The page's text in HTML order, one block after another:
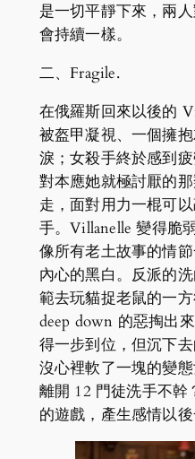
是一切平靜下來，兩
會持續一樣。
二、Fragile.
在俄羅斯回來以後的
被盔甲凝視、一個擁
淚；女殺手終於感到
對本應她就極討厭的
走，面對用力一棍可
手。Villanelle 變得脆
像所有老土故事的情
內心的黑白。反派的
範去玩貓捉老鼠的一
deep down 的惡掏出
得一步到位，但沉下
沒心裡軟了一塊的變
離開 12 門徒洗手不幹
的遊戲，產生感情以後